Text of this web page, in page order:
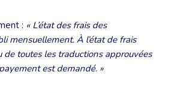
: « L’état des frais des
mensuellement. À l’état de frais
de toutes les traductions approuvées
est demandé. »